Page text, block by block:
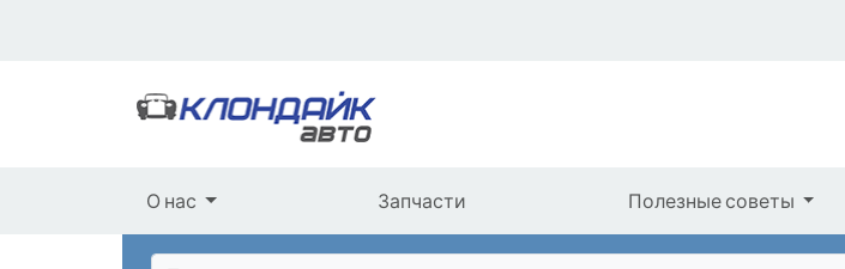
О нас Запчасти Полезные советы